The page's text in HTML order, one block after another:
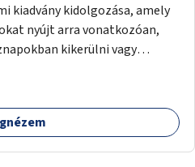
kiadvány kidolgozása, amely
nyújt arra vonatkozóan,
kikerülni vagy